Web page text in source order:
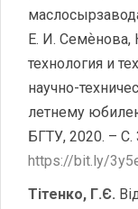
Е. И. Семѐнова,
технология и
научно-
летнему
БГТУ, 2020. –
https://bit.ly/
Тітенко, Г.Є.